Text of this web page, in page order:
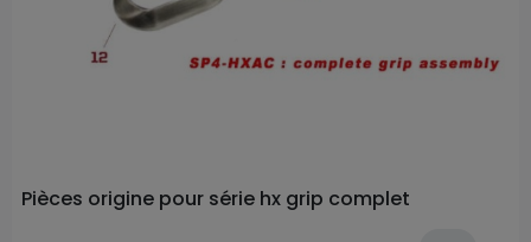
Pièces origine pour série hx grip complet